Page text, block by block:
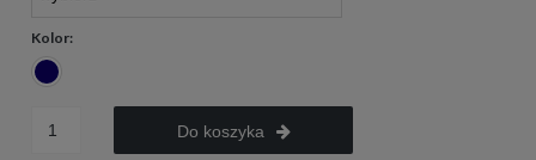
Kolor:
Do koszyka